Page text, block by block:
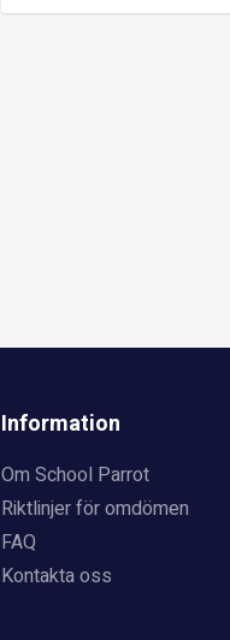
Information
Om School Parrot
Riktlinjer för omdömen
FAQ
Kontakta oss